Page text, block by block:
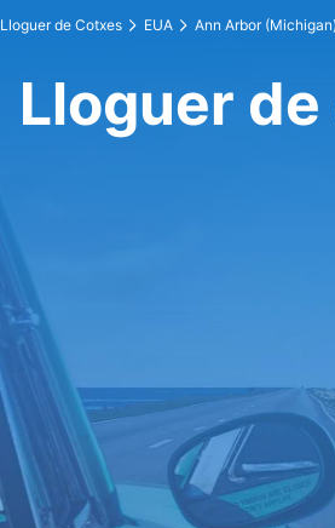
Lloguer de Cotxes EUA Ann Arbor (Michigan)
Lloguer